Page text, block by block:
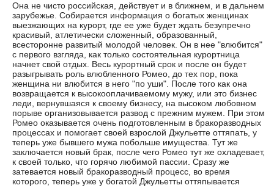
Она не чисто российская, действует и в ближнем, и в дальнем
зарубежье. Собирается информация о богатых женщинах
выезжающих на курорт, где ее уже будет ждать безупречно
красивый, атлетически сложенный, образованный,
всесторонне развитый молодой человек. Он в нее "влюбится"
с первого взгляда, как только состоятельная курортница
начнет свой отдых. Весь курортный срок и после он будет
разыгрывать роль влюбленного Ромео, до тех пор, пока
женщина ни влюбится в него "по уши". После того как она
возвращается к высокооплачиваемому мужу, или это бизнес
леди, вернувшаяся к своему бизнесу, на высоком любовном
порыве организовывается развод с прежним мужем. При этом
Ромео оказывается очень подготовленным в бракоразводных
процессах и помогает своей взрослой Джульетте оттяпать, у
теперь уже бывшего мужа побольше имущества. Тут же
заключается новый брак, после чего Ромео тут же охладевает,
к своей только, что горячо любимой пассии. Сразу же
затевается новый бракоразводный процесс, во время
которого, теперь уже у богатой Джульетты оттяпывается